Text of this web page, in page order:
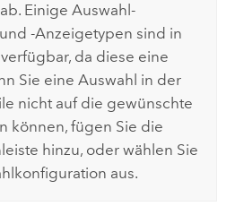
Einige Auswahl-
-Anzeigetypen sind in
da diese eine
Sie eine Auswahl in der
nicht auf die gewünschte
können, fügen Sie die
hinzu, oder wählen Sie
aus.